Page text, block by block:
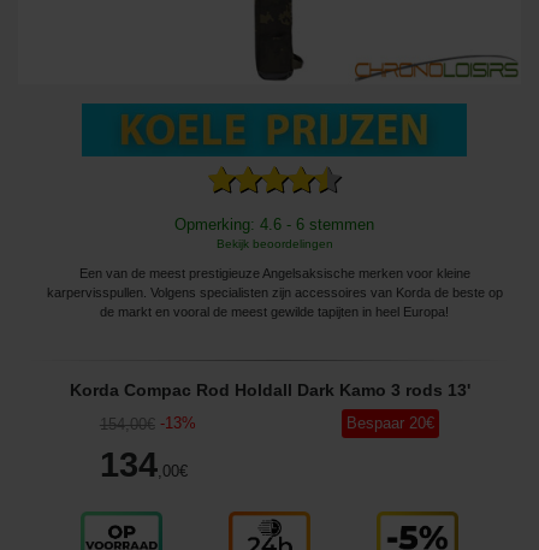
Opmerking: 4.6 - 6 stemmen
Bekijk beoordelingen
Een van de meest prestigieuze Angelsaksische merken voor kleine
karpervisspullen. Volgens specialisten zijn accessoires van Korda de beste op
de markt en vooral de meest gewilde tapijten in heel Europa!
Korda Compac Rod Holdall Dark Kamo 3 rods 13'
154,00€ -13%
134,00€
Bespaar 20€